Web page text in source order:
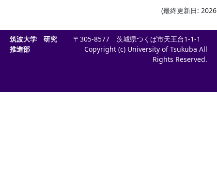
(最終更新日:
筑波大学 研究
推進部
〒305-8577 茨城県つくば市天王台1-1-1
Copyright (c) University of Tsukuba All
Rights Reserved.